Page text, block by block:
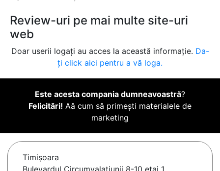
Review-uri pe mai multe site-uri
web
Doar userii logați au acces la această informație. Da-
ți click aici pentru a vă loga.
Este acesta compania dumneavoastră?
Felicitări! Aă cum să primești materialele de
marketing
Timişoara